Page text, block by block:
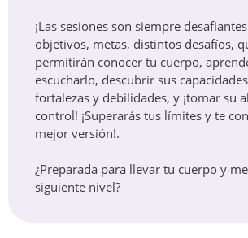
¡Las sesiones son siempre
objetivos, metas, distintos desafíos,
permitirán conocer tu cuerpo,
escucharlo, descubrir sus
fortalezas y debilidades, y ¡tomar su
control! ¡Superarás tus límites y te
mejor versión!.
¿Preparada para llevar tu cuerpo y
siguiente nivel?